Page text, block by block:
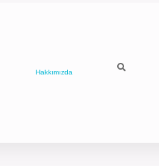
Hakkımızda